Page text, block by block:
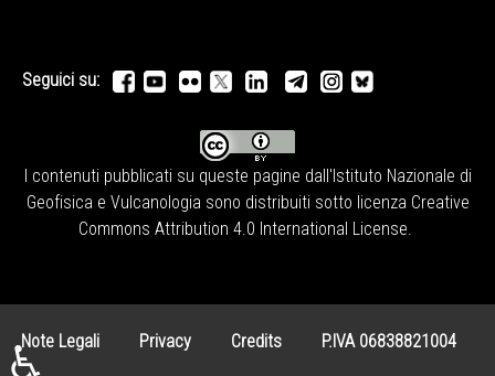
Seguici su:
I contenuti pubblicati su queste pagine dall'Istituto Nazionale di
Geofisica e Vulcanologia sono distribuiti sotto licenza Creative
Commons Attribution 4.0 International License.
Note Legali Privacy Credits P.IVA 06838821004